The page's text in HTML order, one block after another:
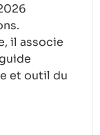
il associe
et outil du